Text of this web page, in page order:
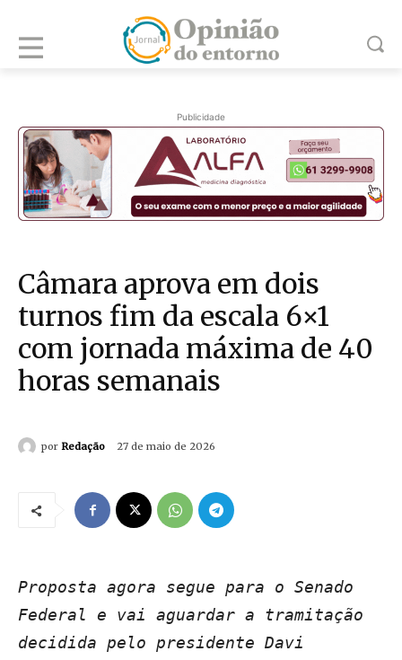
Publicidade
Câmara aprova em dois
turnos fim da escala 6×1
com jornada máxima de 40
horas semanais
por Redação 27 de maio de 2026
Proposta agora segue para o Senado
Federal e vai aguardar a tramitação
decidida pelo presidente Davi